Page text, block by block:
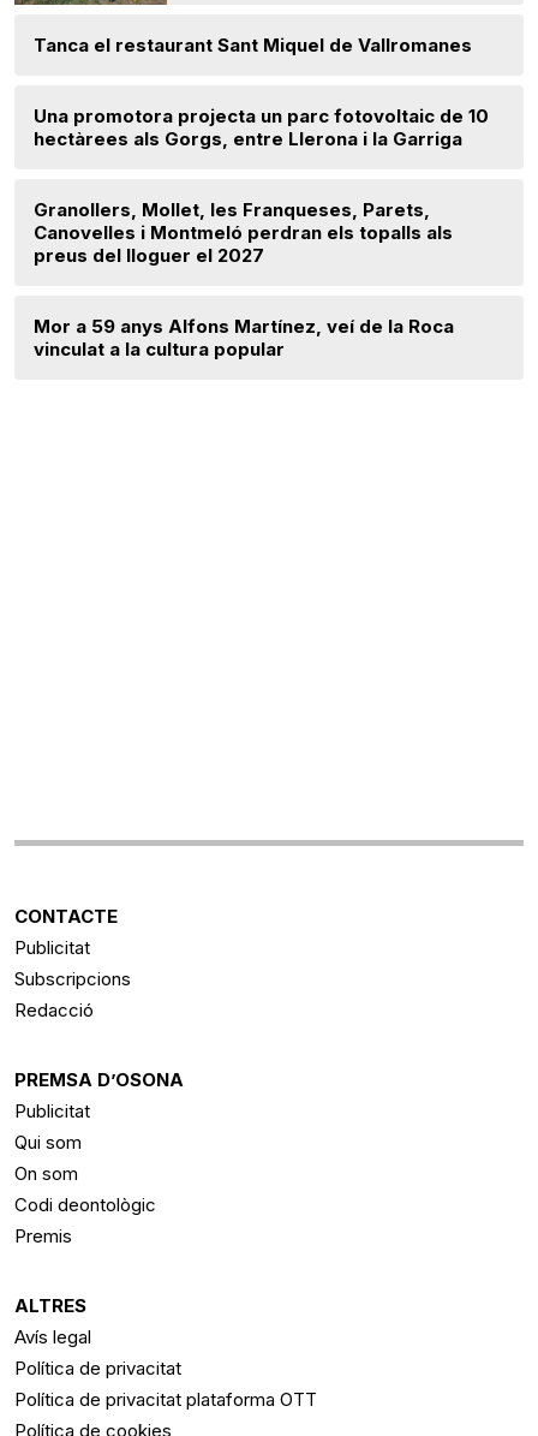
Tanca el restaurant Sant Miquel de Vallromanes
Una promotora projecta un parc fotovoltaic de 10
hectàrees als Gorgs, entre Llerona i la Garriga
Granollers, Mollet, les Franqueses, Parets,
Canovelles i Montmeló perdran els topalls als
preus del lloguer el 2027
Mor a 59 anys Alfons Martínez, veí de la Roca
vinculat a la cultura popular
CONTACTE
Publicitat
Subscripcions
Redacció
PREMSA D’OSONA
Publicitat
Qui som
On som
Codi deontològic
Premis
ALTRES
Avís legal
Política de privacitat
Política de privacitat plataforma OTT
Política de cookies